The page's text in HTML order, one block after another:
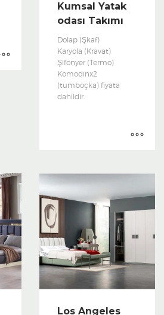
Kumsal Yatak
odası Takımı
Dolap (Şkaf)
Karyola (Kravat)
Şifonyer (Termo)
Komodinx2
(tumboçka) fiyata
dahildir.
Los Angeles